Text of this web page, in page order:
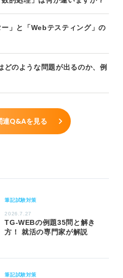
」と「Webテスティング」の
どのような問題が出るのか、例
連Q&Aを見る
筆記試験対策
2026.7.27
TG-WEBの例題35問と解き
方！ 就活の専門家が解説
筆記試験対策